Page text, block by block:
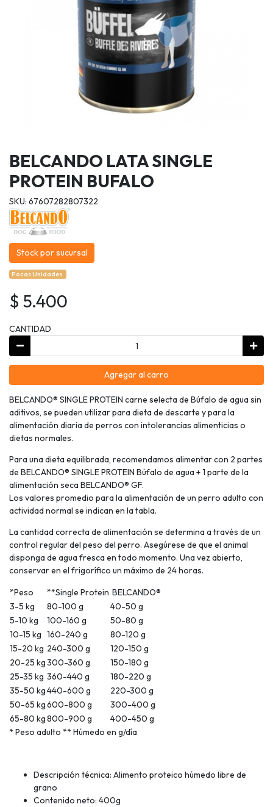
BELCANDO LATA SINGLE
PROTEIN BUFALO
SKU: 67607282807322
Stock por sucursal
Pocas Unidades.
$ 5.400
CANTIDAD
Agregar al carro
BELCANDO®️ SINGLE PROTEIN carne selecta de Búfalo de agua sin
aditivos, se pueden utilizar para dieta de descarte y para la
alimentación diaria de perros con intolerancias alimenticias o
dietas normales.
Para una dieta equilibrada, recomendamos alimentar con 2 partes
de BELCANDO®️ SINGLE PROTEIN Búfalo de agua + 1 parte de la
alimentación seca BELCANDO®️ GF.
Los valores promedio para la alimentación de un perro adulto con
actividad normal se indican en la tabla.
La cantidad correcta de alimentación se determina a través de un
control regular del peso del perro. Asegúrese de que el animal
disponga de agua fresca en todo momento. Una vez abierto,
conservar en el frigorífico un máximo de 24 horas.
*Peso
**Single Protein BELCANDO®
3-5 kg
80-100 g
40-50 g
5-10 kg
100-160 g
50-80 g
10-15 kg 160-240 g
80-120 g
15-20 kg 240-300 g
120-150 g
20-25 kg300-360 g
150-180 g
25-35 kg 360-440 g
180-220 g
35-50 kg440-600 g
220-300 g
50-65 kg600-800 g
300-400 g
65-80 kg800-900 g
400-450 g
* Peso adulto ** Húmedo en g/día
Descripción técnica: Alimento proteico húmedo libre de
grano
Contenido neto: 400g